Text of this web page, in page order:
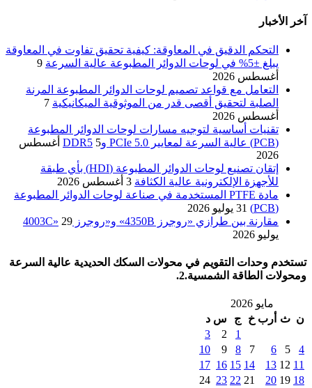
آخر الأخبار
التحكم الدقيق في المعاوقة: كيفية تحقيق تفاوت في المعاوقة
يبلغ ±5% في لوحات الدوائر المطبوعة عالية السرعة
9
أغسطس 2026
التعامل مع قواعد تصميم لوحات الدوائر المطبوعة المرنة
الصلبة لتحقيق أقصى قدر من الموثوقية الميكانيكية 7
أغسطس 2026
تقنيات أساسية لتوجيه مسارات لوحات الدوائر المطبوعة
(PCB) عالية السرعة لمعايير PCIe 5.0 وDDR5
5 أغسطس
2026
إتقان تصنيع لوحات الدوائر المطبوعة (HDI) بأي طبقة
للأجهزة الإلكترونية عالية الكثافة 3 أغسطس 2026
مادة PTFE المستخدمة في صناعة لوحات الدوائر المطبوعة
(PCB)
31 يوليو 2026
مقارنة بين طرازي «روجرز 4350B» و«روجرز 4003C»
29
يوليو 2026
تستخدم وحدات التقويم في محولات السكك الحديدية عالية السرعة
ومحولات الطاقة الشمسية.2.
مايو 2026
ن ث أرب خ ج س د
1
2
3
4
5
6
7
8
9
10
11
12
13
14
15
16
17
18
19
20
21
22
23
24